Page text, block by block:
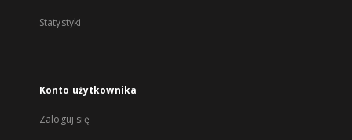
Statystyki
Konto użytkownika
Zaloguj się